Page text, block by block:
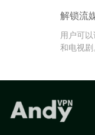
解锁流
用户可
和电视剧